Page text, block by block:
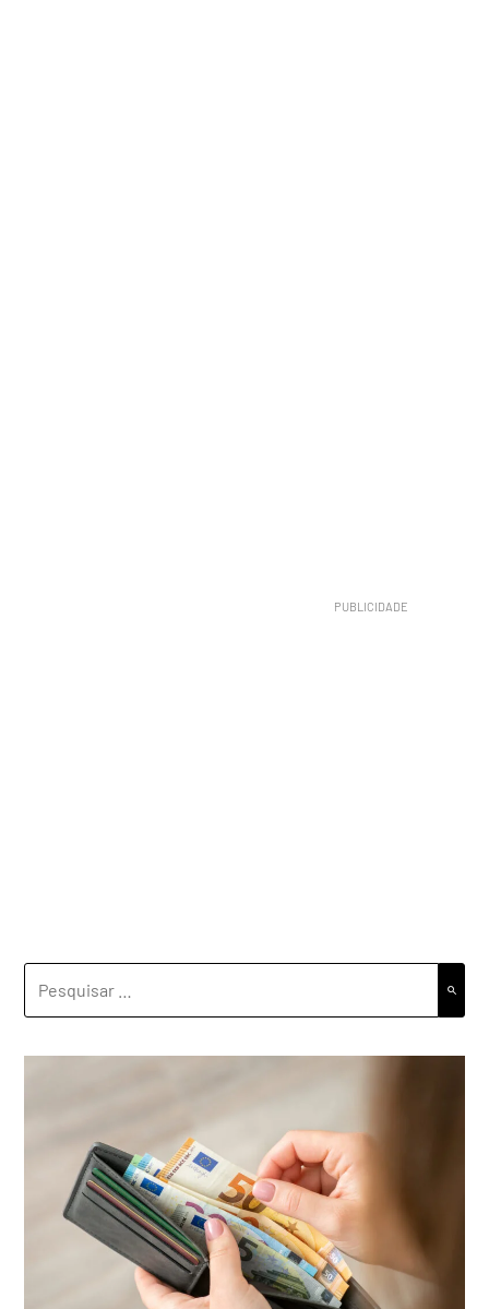
POR: